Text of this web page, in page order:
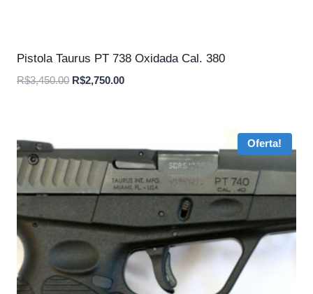
Pistola Taurus PT 738 Oxidada Cal. 380
R$3,450.00 O
R$2,750.00O
Oferta!